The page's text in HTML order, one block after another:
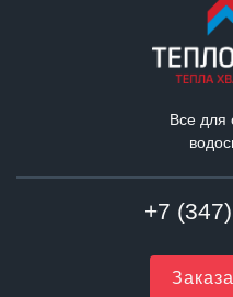
Все для
+7